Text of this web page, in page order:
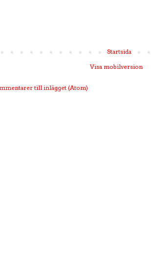
Startsida
Visa mobilversion
till inlägget (Atom)